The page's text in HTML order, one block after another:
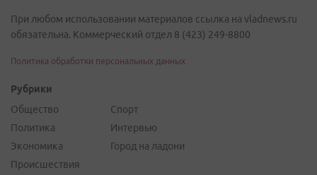
При любом использовании материалов ссылка на vladnews.ru
обязательна. Коммерческий отдел 8 (423) 249-8800
Политика обработки персональных данных
Рубрики
Общество
Политика
Экономика
Происшествия
Спорт
Интервью
Город на ладони